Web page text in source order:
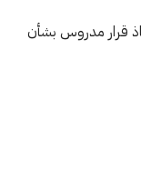
قرار مدروس بشأن